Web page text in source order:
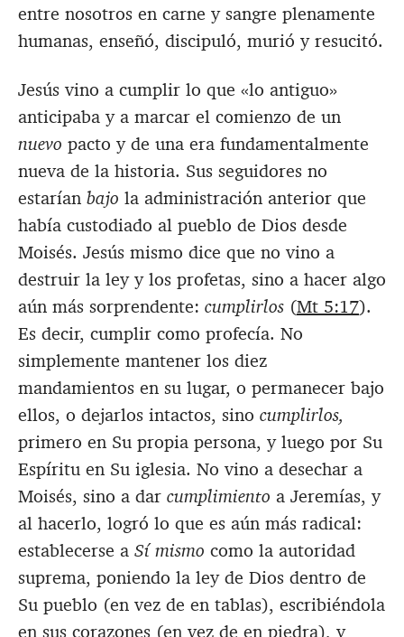
entre nosotros en carne y sangre plenamente
humanas, enseñó, discipuló, murió y resucitó.
Jesús vino a cumplir lo que «lo antiguo»
anticipaba y a marcar el comienzo de un
nuevo pacto y de una era fundamentalmente
nueva de la historia. Sus seguidores no
estarían bajo la administración anterior que
había custodiado al pueblo de Dios desde
Moisés. Jesús mismo dice que no vino a
destruir la ley y los profetas, sino a hacer algo
aún más sorprendente: cumplirlos (Mt 5:17).
Es decir, cumplir como profecía. No
simplemente mantener los diez
mandamientos en su lugar, o permanecer bajo
ellos, o dejarlos intactos, sino cumplirlos,
primero en Su propia persona, y luego por Su
Espíritu en Su iglesia. No vino a desechar a
Moisés, sino a dar cumplimiento a Jeremías, y
al hacerlo, logró lo que es aún más radical:
establecerse a Sí mismo como la autoridad
suprema, poniendo la ley de Dios dentro de
Su pueblo (en vez de en tablas), escribiéndola
en sus corazones (en vez de en piedra), y